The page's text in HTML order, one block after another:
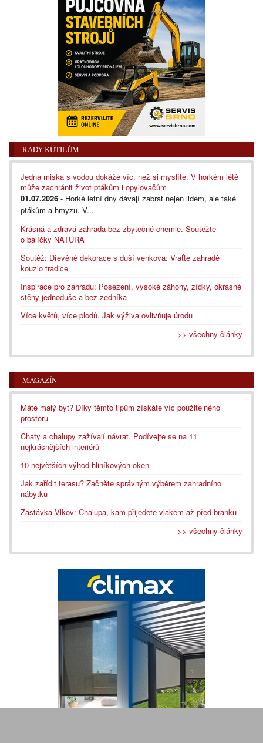
RADY KUTILŮM
Jedna miska s vodou dokáže víc, než si myslíte. V horkém létě
může zachránit život ptákům i opylovačům
01.07.2026 - Horké letní dny dávají zabrat nejen lidem, ale také
ptákům a hmyzu. V...
Krásná a zdravá zahrada bez zbytečné chemie. Soutěžte
o balíčky NATURA
Soutěž: Dřevěné dekorace s duší venkova: Vraťte zahradě
kouzlo tradice
Inspirace pro zahradu: Posezení, vysoké záhony, zídky, okrasné
stěny jednoduše a bez zedníka
Více květů, více plodů. Jak výživa ovlivňuje úrodu
>> všechny články
MAGAZÍN
Máte malý byt? Díky těmto tipům získáte víc použitelného
prostoru
Chaty a chalupy zažívají návrat. Podívejte se na 11
nejkrásnějších interiérů
10 největších výhod hliníkových oken
Jak zařídit terasu? Začněte správným výběrem zahradního
nábytku
Zastávka Vlkov: Chalupa, kam přijedete vlakem až před branku
>> všechny články